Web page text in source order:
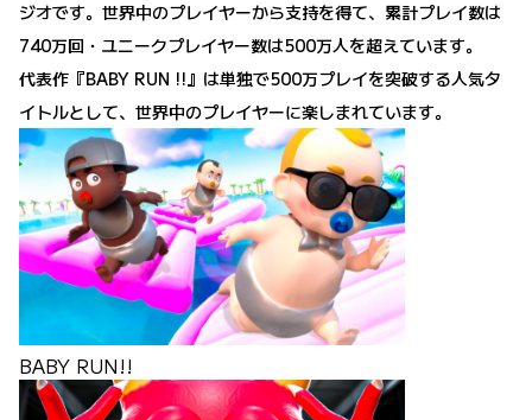
ジオです。世界中のプレイヤーから支持を得て、累計プレイ数は
740万回・ユニークプレイヤー数は500万人を超えています。
代表作『BABY RUN !!』は単独で500万プレイを突破する人気タ
イトルとして、世界中のプレイヤーに楽しまれています。
BABY RUN!!